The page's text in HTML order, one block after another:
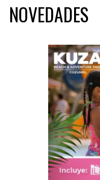
NOVEDADES